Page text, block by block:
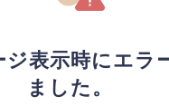
表示時にエラ
ました。